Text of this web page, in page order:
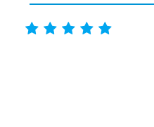
    